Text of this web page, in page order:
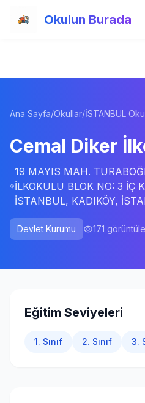
Okulun Burada
Okullar
Haberler
Blog
Ana Sayfa/Okullar/İSTANBUL
Cemal Diker
19 MAYIS MAH.
İLKOKULU BLOK NO: 3 İÇ
İSTANBUL, KADIKÖY,
Devlet Kurumu 171
Eğitim Seviyeleri
1. Sınıf 2. Sınıf 3.